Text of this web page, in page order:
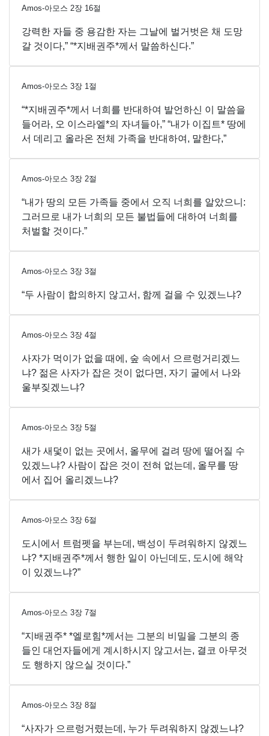
Amos-아모스 2장 16절
강력한 자들 중 용감한 자는 그날에 벌거벗은 채 도망
갈 것이다,” “*지배권주*께서 말씀하신다.”
Amos-아모스 3장 1절
“*지배권주*께서 너희를 반대하여 발언하신 이 말씀을
들어라, 오 이스라엘*의 자녀들아,” “내가 이집트* 땅에
서 데리고 올라온 전체 가족을 반대하여, 말한다,”
Amos-아모스 3장 2절
“내가 땅의 모든 가족들 중에서 오직 너희를 알았으니:
그러므로 내가 너희의 모든 불법들에 대하여 너희를
처벌할 것이다.”
Amos-아모스 3장 3절
“두 사람이 합의하지 않고서, 함께 걸을 수 있겠느냐?
Amos-아모스 3장 4절
사자가 먹이가 없을 때에, 숲 속에서 으르렁거리겠느
냐? 젊은 사자가 잡은 것이 없다면, 자기 굴에서 나와
울부짖겠느냐?
Amos-아모스 3장 5절
새가 새덫이 없는 곳에서, 올무에 걸려 땅에 떨어질 수
있겠느냐? 사람이 잡은 것이 전혀 없는데, 올무를 땅
에서 집어 올리겠느냐?
Amos-아모스 3장 6절
도시에서 트럼펫을 부는데, 백성이 두려워하지 않겠느
냐? *지배권주*께서 행한 일이 아닌데도, 도시에 해악
이 있겠느냐?”
Amos-아모스 3장 7절
“지배권주* *엘로힘*께서는 그분의 비밀을 그분의 종
들인 대언자들에게 계시하시지 않고서는, 결코 아무것
도 행하지 않으실 것이다.”
Amos-아모스 3장 8절
“사자가 으르렁거렸는데, 누가 두려워하지 않겠느냐?